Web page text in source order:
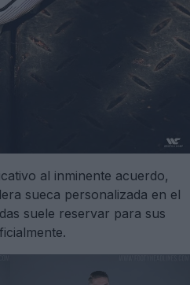
al inminente acuerdo,
sueca personalizada en el
suele reservar para sus